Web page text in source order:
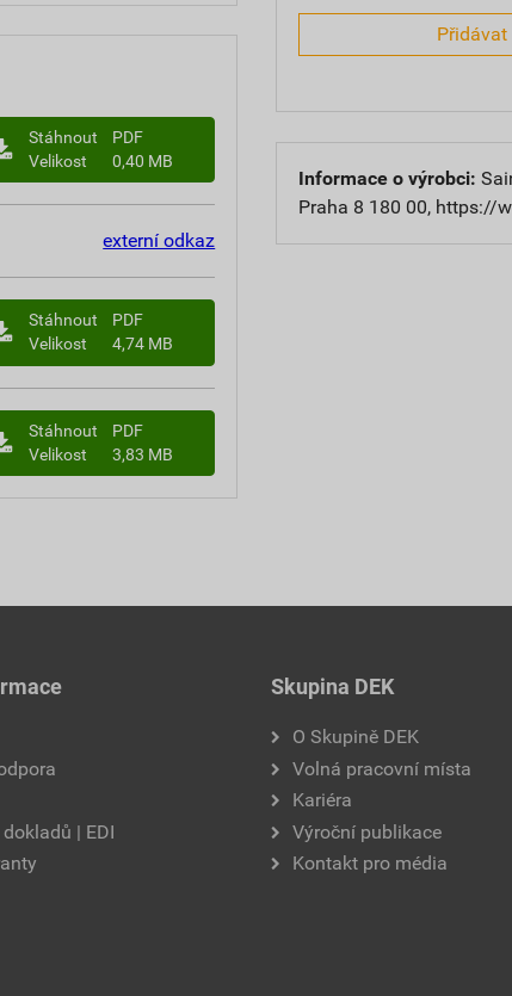
Stáhnout
PDF
Velikost
0,40 MB
externí odkaz
Stáhnout
PDF
Velikost
4,74 MB
Stáhnout
PDF
Velikost
3,83 MB
Informace o výrobci:
Praha 8 180 00, https://
| EDI
Skupina DEK
O Skupině DEK
Volná pracovní místa
Kariéra
Výroční publikace
Kontakt pro média